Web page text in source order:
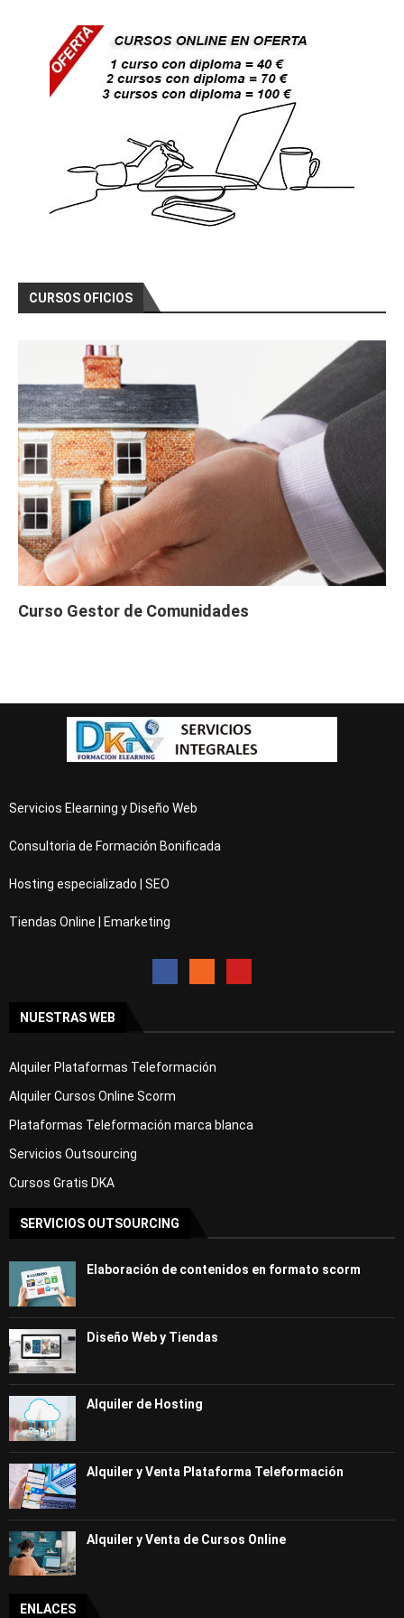
CURSOS OFICIOS
Curso Gestor de Comunidades
Servicios Elearning y Diseño Web
Consultoria de Formación Bonificada
Hosting especializado | SEO
Tiendas Online | Emarketing
NUESTRAS WEB
Alquiler Plataformas Teleformación
Alquiler Cursos Online Scorm
Plataformas Teleformación marca blanca
Servicios Outsourcing
Cursos Gratis DKA
SERVICIOS OUTSOURCING
Elaboración de contenidos en formato scorm
Diseño Web y Tiendas
Alquiler de Hosting
Alquiler y Venta Plataforma Teleformación
Alquiler y Venta de Cursos Online
ENLACES